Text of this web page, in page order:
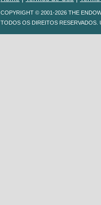
COPYRIGHT © 2001-2026 THE
TODOS OS DIREITOS